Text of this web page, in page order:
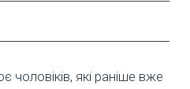
чоловіків, які раніше вже